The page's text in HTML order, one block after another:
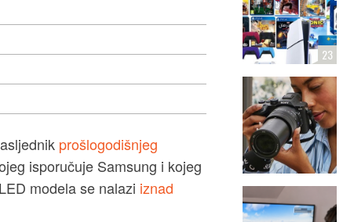
prošlogodišnjeg
isporučuje Samsung i kojeg
modela se nalazi iznad
23